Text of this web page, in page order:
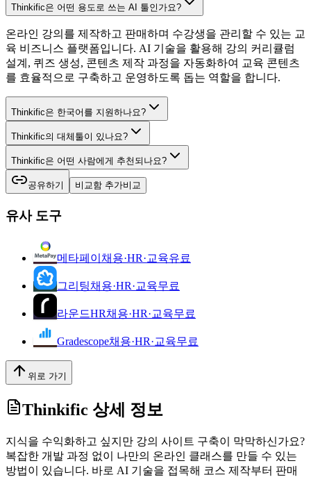
Thinkific은 어떤 용도로 쓰는 AI 툴인가요?
온라인 강의를 제작하고 판매하며 수강생을 관리할 수 있는 교
육 비즈니스 플랫폼입니다. AI 기술을 활용해 강의 커리큘럼
설계, 퀴즈 생성, 콘텐츠 제작 과정을 자동화하여 교육 콘텐츠
를 효율적으로 구축하고 운영하도록 돕는 역할을 합니다.
Thinkific은 한국어를 지원하나요?
Thinkific의 대체툴이 있나요?
Thinkific은 어떤 사람에게 추천되나요?
공유하기 비교함 추가비교
유사 도구
메타페이 채용·HR·교육유료
그리팅채용·HR·교육무료
라운드HR채용·HR·교육무료
Gradescope채용·HR·교육무료
위로 가기
Thinkific 상세 정보
지식을 수익화하고 싶지만 강의 사이트 구축이 막막하신가요?
복잡한 개발 과정 없이 나만의 온라인 클래스를 만들 수 있는
방법이 있습니다. 바로 AI 기술을 접목해 코스 제작부터 판매